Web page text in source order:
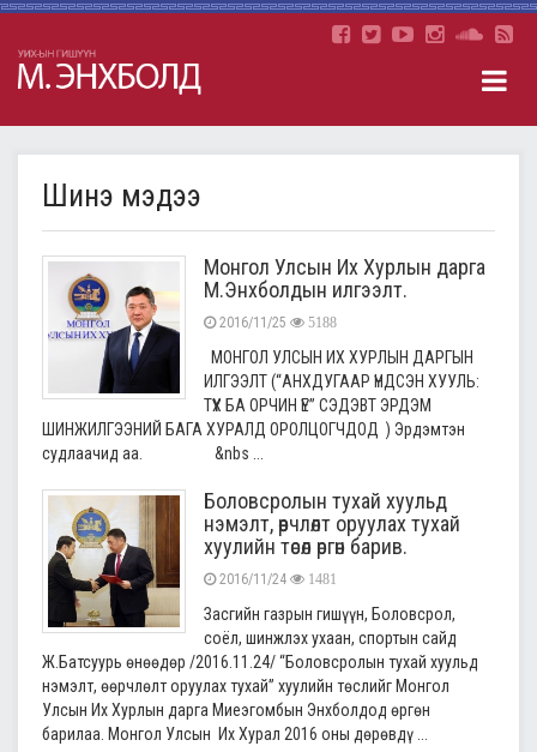
Шинэ мэдээ
Монгол Улсын Их Хурлын дарга
М.Энхболдын илгээлт.
2016/11/25 5188
МОНГОЛ УЛСЫН ИХ ХУРЛЫН ДАРГЫН
ИЛГЭЭЛТ (“АНХДУГААР ҮНДСЭН ХУУЛЬ:
ТҮҮХ БА ОРЧИН ҮЕ” СЭДЭВТ ЭРДЭМ
ШИНЖИЛГЭЭНИЙ БАГА ХУРАЛД ОРОЛЦОГЧДОД ) Эрдэмтэн
судлаачид аа. &nbs ...
Боловсролын тухай хуульд
нэмэлт, өөрчлөлт оруулах тухай
хуулийн төсөл өргөн барив.
2016/11/24 1481
Засгийн газрын гишүүн, Боловсрол,
соёл, шинжлэх ухаан, спортын сайд
Ж.Батсуурь өнөөдөр /2016.11.24/ “Боловсролын тухай хуульд
нэмэлт, өөрчлөлт оруулах тухай” хуулийн төслийг Монгол
Улсын Их Хурлын дарга Миеэгомбын Энхболдод өргөн
барилаа. Монгол Улсын Их Хурал 2016 оны дөрөвдү ...